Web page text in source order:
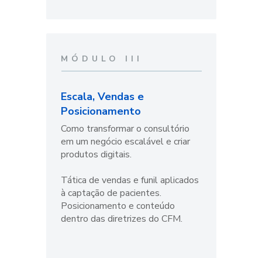
MÓDULO III
Escala, Vendas e
Posicionamento
Como transformar o consultório
em um negócio escalável e criar
produtos digitais.
Tática de vendas e funil aplicados
à captação de pacientes.
Posicionamento e conteúdo
dentro das diretrizes do CFM.